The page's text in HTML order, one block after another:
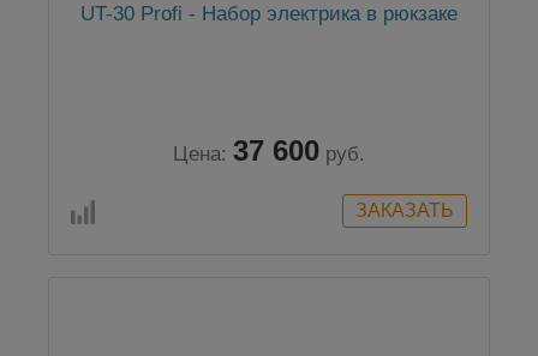
UT-30 Profi - Набор электрика в рюкзаке
Цена: 37 600 руб.